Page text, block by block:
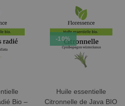
Bio –
-10%
Huile essentielle
Citronnelle de Java BIO